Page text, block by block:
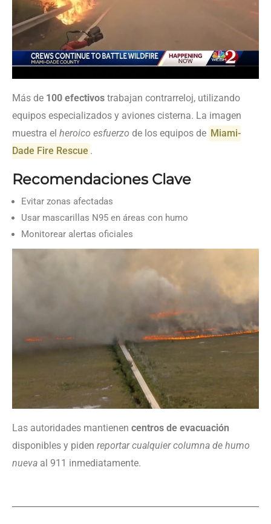
Más de 100 efectivos trabajan contrarreloj, utilizando
equipos especializados y aviones cisterna. La imagen
muestra el heroico esfuerzo de los equipos de Miami-
Dade Fire Rescue .
Recomendaciones Clave
Evitar zonas afectadas
Usar mascarillas N95 en áreas con humo
Monitorear alertas oficiales
Las autoridades mantienen centros de evacuación
disponibles y piden reportar cualquier columna de humo
nueva al 911 inmediatamente.